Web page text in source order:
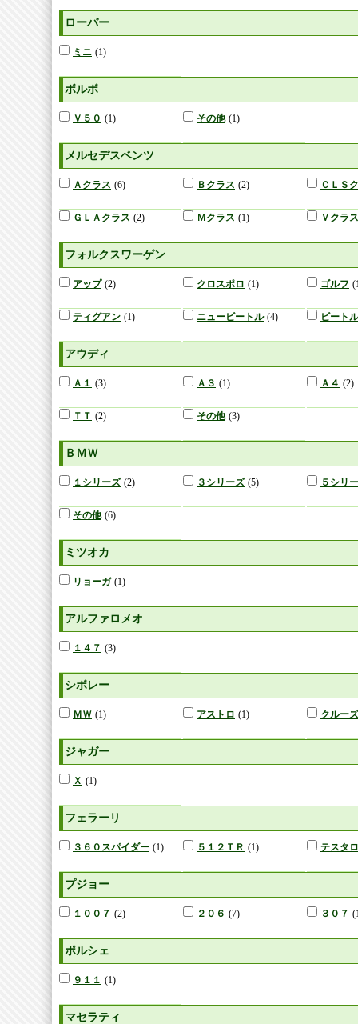
ローバー
ミニ (1)
ボルボ
Ｖ５０ (1) その他 (1)
メルセデスベンツ
Ａクラス (6) Ｂクラス (2) ＣＬＳ
ＧＬＡクラス (2) Ｍクラス (1) Ｖクラス
フォルクスワーゲン
アップ (2) クロスポロ (1) ゴルフ
ティグアン (1) ニュービートル (4) ビートル
アウディ
Ａ１ (3) Ａ３ (1) Ａ４ (2)
ＴＴ (2) その他 (3)
ＢＭＷ
１シリーズ (2) ３シリーズ (5) ５シリ
その他 (6)
ミツオカ
リョーガ (1)
アルファロメオ
１４７ (3)
シボレー
ＭＷ (1) アストロ (1) クルーズ
ジャガー
Ｘ (1)
フェラーリ
３６０スパイダー (1) ５１２ＴＲ (1) テスタ
プジョー
１００７ (2) ２０６ (7) ３０７
ポルシェ
９１１ (1)
マセラティ